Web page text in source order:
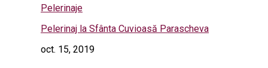
Pelerinaje
Pelerinaj la Sfânta Cuvioasă Parascheva
oct. 15, 2019